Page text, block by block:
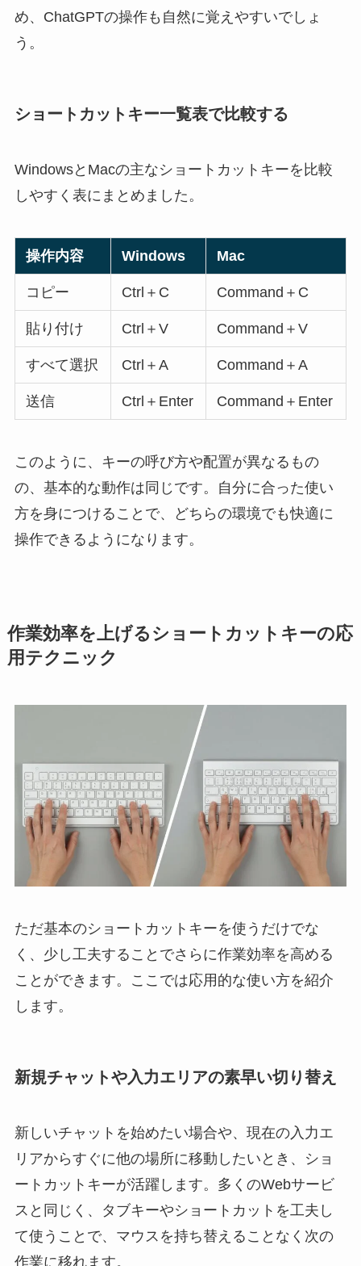
め、ChatGPTの操作も自然に覚えやすいでしょ
う。
ショートカットキー一覧表で比較する
WindowsとMacの主なショートカットキーを比較
しやすく表にまとめました。
操作内容 Windows Mac
コピー Ctrl＋C Command＋C
貼り付け Ctrl＋V Command＋V
すべて選択 Ctrl＋A Command＋A
送信 Ctrl＋Enter Command＋Enter
このように、キーの呼び方や配置が異なるもの
の、基本的な動作は同じです。自分に合った使い
方を身につけることで、どちらの環境でも快適に
操作できるようになります。
作業効率を上げるショートカットキーの応
用テクニック
ただ基本のショートカットキーを使うだけでな
く、少し工夫することでさらに作業効率を高める
ことができます。ここでは応用的な使い方を紹介
します。
新規チャットや入力エリアの素早い切り替え
新しいチャットを始めたい場合や、現在の入力エ
リアからすぐに他の場所に移動したいとき、ショ
ートカットキーが活躍します。多くのWebサービ
スと同じく、タブキーやショートカットを工夫し
て使うことで、マウスを持ち替えることなく次の
作業に移れます。